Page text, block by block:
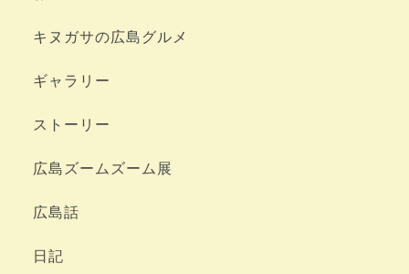
キヌガサの広島グルメ
ギャラリー
ストーリー
広島ズームズーム展
広島話
日記